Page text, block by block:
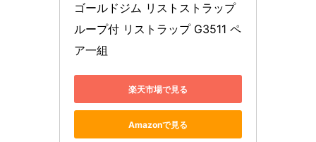
ゴールドジム リストストラップ
ループ付 リストラップ G3511 ペ
ア一組
楽天市場で見る
Amazonで見る